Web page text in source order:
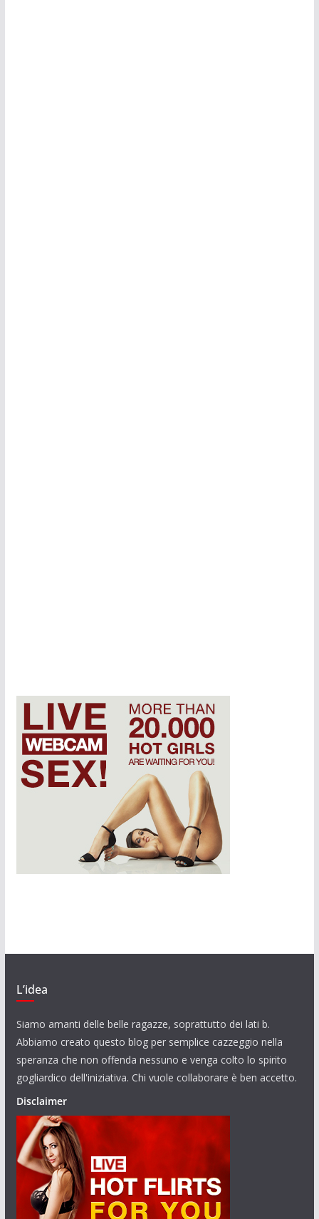
L’idea
Siamo amanti delle belle ragazze, soprattutto dei lati b.
Abbiamo creato questo blog per semplice cazzeggio nella
speranza che non offenda nessuno e venga colto lo spirito
gogliardico dell'iniziativa. Chi vuole collaborare è ben accetto.
Disclaimer